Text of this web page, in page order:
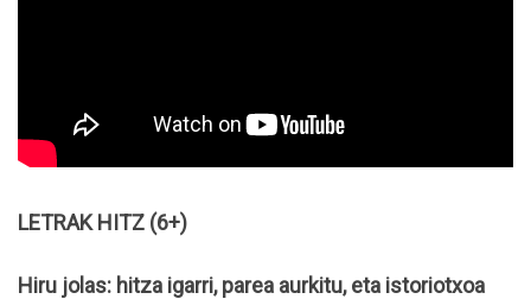
LETRAK HITZ (6+)
Hiru jolas: hitza igarri, parea aurkitu, eta istoriotxoa